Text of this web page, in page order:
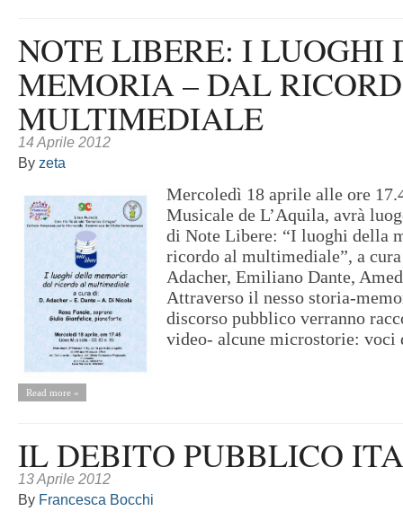
NOTE LIBERE: I LUOGHI
MEMORIA – DAL
MULTIMEDIALE
14 Aprile 2012
By zeta
Mercoledì 18 aprile alle ore
Musicale de L’Aquila, avrà
di Note Libere: “I luoghi della
ricordo al multimediale”, a
Adacher, Emiliano Dante,
Attraverso il nesso storia-
discorso pubblico verranno
video- alcune microstorie:
Read more »
IL DEBITO PUBBLICO
13 Aprile 2012
By Francesca Bocchi